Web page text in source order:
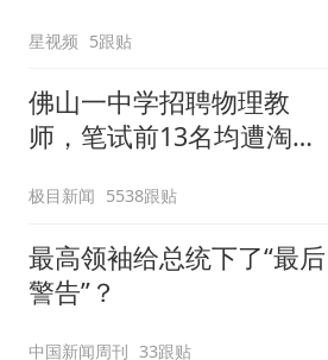
星视频 5跟贴
佛山一中学招聘物理教
师，笔试前13名均遭淘
聘，成立调查组全面核查
极目新闻 5538跟贴
最高领袖给总统下了“最后
警告”？
中国新闻周刊 33跟贴